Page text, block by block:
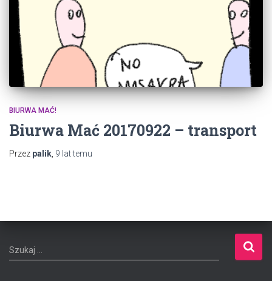
BIURWA MAĆ!
Biurwa Mać 20170922 – transport
Przez palik 9 lattemu
S
z
Szukaj …